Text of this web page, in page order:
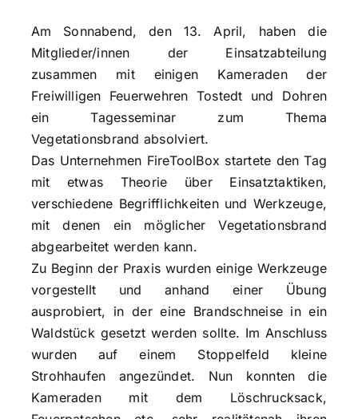
Am Sonnabend, den 13. April, haben die
Mitglieder/innen der Einsatzabteilung
zusammen mit einigen Kameraden der
Freiwilligen Feuerwehren Tostedt und Dohren
ein Tagesseminar zum Thema
Vegetationsbrand absolviert.
Das Unternehmen FireToolBox startete den Tag
mit etwas Theorie über Einsatztaktiken,
verschiedene Begrifflichkeiten und Werkzeuge,
mit denen ein möglicher Vegetationsbrand
abgearbeitet werden kann.
Zu Beginn der Praxis wurden einige Werkzeuge
vorgestellt und anhand einer Übung
ausprobiert, in der eine Brandschneise in ein
Waldstück gesetzt werden sollte. Im Anschluss
wurden auf einem Stoppelfeld kleine
Strohhaufen angezündet. Nun konnten die
Kameraden mit dem Löschrucksack,